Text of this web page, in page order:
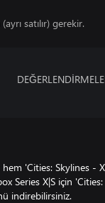
satılır) gerekir.
hem 'Cities: Skylines -
Series X|S için
indirebilirsiniz.